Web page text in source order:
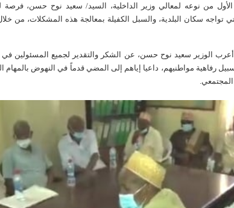
الأول من نوعه لمعالي وزير الداخلية، السيد/ سعيد نوح حسن،
تواجه سكان البلدية، والسبل الكفيلة بمعالجة هذه المشكلات، من
الوزير سعيد نوح حسن، عن الشكر والتقدير لجميع المسئولين في
رفاهية مواطنيهم، داعيا إياهم إلى المضي قدماً في النهوض بالمهام